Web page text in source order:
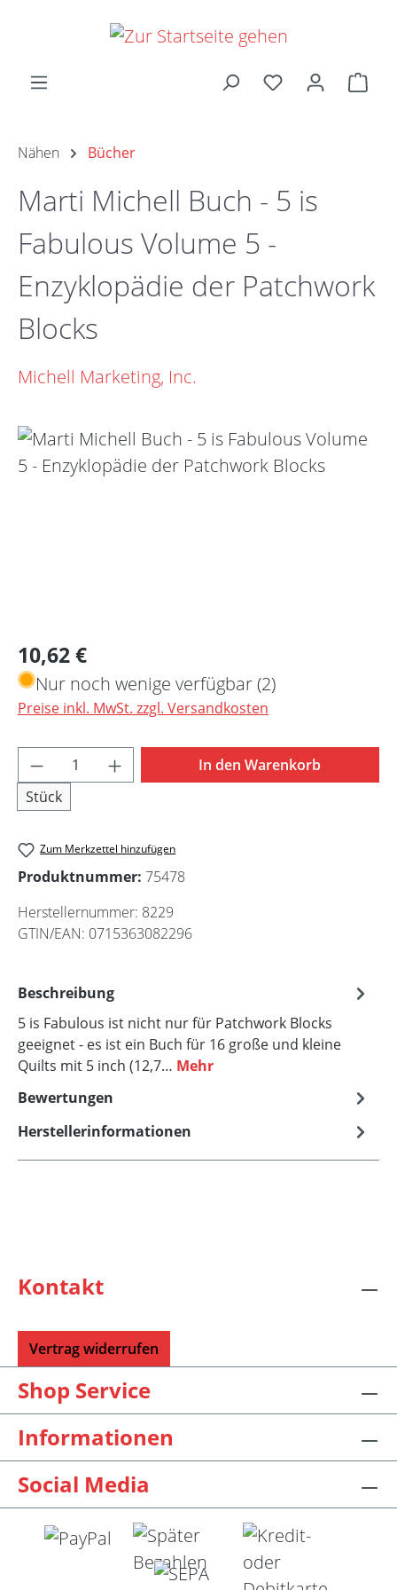
Zum Hauptinhalt springen
Nähen Bücher
Marti Michell Buch - 5 is
Fabulous Volume 5 -
Enzyklopädie der Patchwork
Blocks
Michell Marketing, Inc.
Bildergalerie überspringen
Regulärer Preis:
10,62 €
Nur noch wenige verfügbar (2)
Preise inkl. MwSt. zzgl. Versandkosten
Produkt Anzahl: Gib den gewünschten
Stück
In den Warenkorb
Zum Merkzettel hinzufügen
Produktnummer: 75478
Herstellernummer: 8229
GTIN/EAN: 0715363082296
Beschreibung
5 is Fabulous ist nicht nur für Patchwork Blocks
geeignet - es ist ein Buch für 16 große und kleine
Quilts mit 5 inch (12,7… Mehr
Bewertungen
Herstellerinformationen
Kontakt
Vertrag widerrufen
Shop Service
Informationen
Social Media